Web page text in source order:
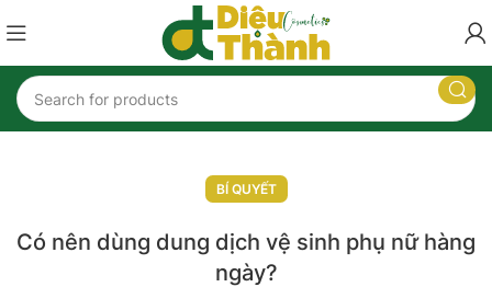
BÍ QUYẾT
Có nên dùng dung dịch vệ sinh phụ nữ hàng
ngày?
Mua 5 tặng 1 khi mua sản phẩm Kem trị chàm vảy nến – Lozivate MF
nhận ngay ưu đãi🎉